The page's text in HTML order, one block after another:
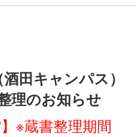
田キャンパス）
理のお知らせ
】※蔵書整理期間